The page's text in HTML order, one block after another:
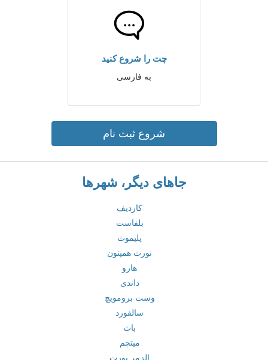
چت را شروع کنید
به فارسی
شروع ثبت نام
جاهای دیگر، شهرها
کاردیف
بلفاست
پلیموث
نورث همپتون
هارو
داندی
وست برومویچ
سالفورد
باث
میتچم
الزمر پورت